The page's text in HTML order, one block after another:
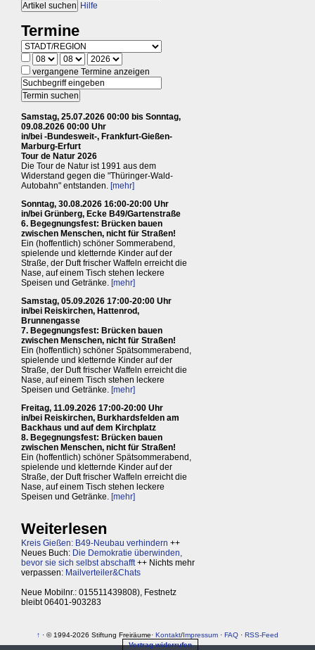
Hilfe
Termine
vergangene Termine anzeigen
Samstag, 25.07.2026 00:00 bis Sonntag,
09.08.2026 00:00 Uhr
in/bei -Bundesweit-, Frankfurt-Gießen-
Marburg-Erfurt
Tour de Natur 2026
Die Tour de Natur ist 1991 aus dem
Widerstand gegen die "Thüringer-Wald-
Autobahn" entstanden. [mehr]
Sonntag, 30.08.2026 16:00-20:00 Uhr
in/bei Grünberg, Ecke B49/Gartenstraße
6. Begegnungsfest: Brücken bauen
zwischen Menschen, nicht für Straßen!
Ein (hoffentlich) schöner Sommerabend,
spielende und kletternde Kinder auf der
Straße, der Duft frischer Waffeln erreicht die
Nase, auf einem Tisch stehen leckere
Speisen und Getränke. [mehr]
Samstag, 05.09.2026 17:00-20:00 Uhr
in/bei Reiskirchen, Hattenrod,
Brunnengasse
7. Begegnungsfest: Brücken bauen
zwischen Menschen, nicht für Straßen!
Ein (hoffentlich) schöner Spätsommerabend,
spielende und kletternde Kinder auf der
Straße, der Duft frischer Waffeln erreicht die
Nase, auf einem Tisch stehen leckere
Speisen und Getränke. [mehr]
Freitag, 11.09.2026 17:00-20:00 Uhr
in/bei Reiskirchen, Burkhardsfelden am
Backhaus und auf dem Kirchplatz
8. Begegnungsfest: Brücken bauen
zwischen Menschen, nicht für Straßen!
Ein (hoffentlich) schöner Spätsommerabend,
spielende und kletternde Kinder auf der
Straße, der Duft frischer Waffeln erreicht die
Nase, auf einem Tisch stehen leckere
Speisen und Getränke. [mehr]
Weiterlesen
Kreis Gießen: B49-Neubau verhindern ++
Neues Buch: Die Demokratie überwinden,
bevor sie sich selbst abschafft++ Nichts mehr
verpassen: Mailverteiler&Chats
Neue Mobilnr.: 015511439808), Festnetz
bleibt 06401-903283
↑ · © 1994-2026 Stiftung Freiräume· Kontakt/Impressum · FAQ · RSS-Feed
Vertrag widerrufen